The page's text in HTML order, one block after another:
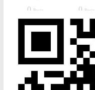
0 Posts
0 Posts